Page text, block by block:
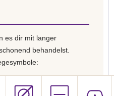
es dir mit langer
behandelst.